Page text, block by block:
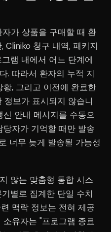
가 상품을 구매할 때 환
Cliniko 청구 내역, 패키지
램 내에서 어느 단계에
. 따라서 환자의 누적 지
, 그리고 이전에 완료한
정보가 표시되지 않습니
안내 메시지를 수동으
자가 기억할 때만 발송
너무 늦게 발송될 가능성
않는 맞춤형 통합 시스
별로 집계한 단일 수치
맥락 정보는 전혀 제공
유자는 "프로그램 종료